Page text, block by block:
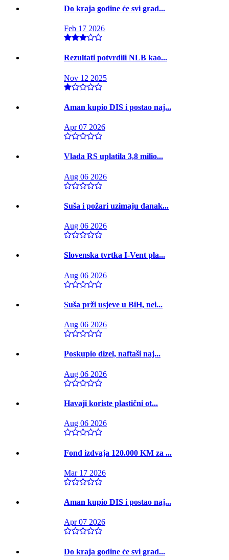
Do kraja godine će svi grad...
Feb 17 2026
Rezultati potvrdili NLB kao...
Nov 12 2025
Aman kupio DIS i postao naj...
Apr 07 2026
Vlada RS uplatila 3,8 milio...
Aug 06 2026
Suša i požari uzimaju danak...
Aug 06 2026
Slovenska tvrtka I-Vent pla...
Aug 06 2026
Suša prži usjeve u BiH, nei...
Aug 06 2026
Poskupio dizel, naftaši naj...
Aug 06 2026
Havaji koriste plastični ot...
Aug 06 2026
Fond izdvaja 120.000 KM za ...
Mar 17 2026
Aman kupio DIS i postao naj...
Apr 07 2026
Do kraja godine će svi grad...